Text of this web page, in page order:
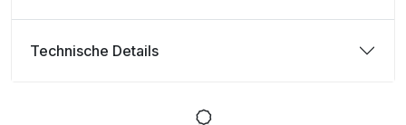
Technische Details